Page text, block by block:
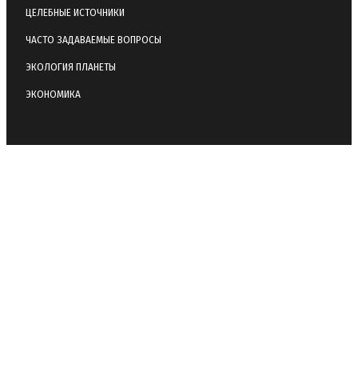
ЦЕЛЕБНЫЕ ИСТОЧНИКИ
ЧАСТО ЗАДАВАЕМЫЕ ВОПРОСЫ
ЭКОЛОГИЯ ПЛАНЕТЫ
ЭКОНОМИКА